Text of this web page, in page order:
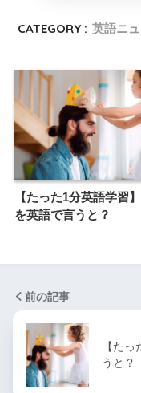
CATEGORY : 英語ニ
【たった1分英語学習
を英語で言うと？
前の記事
【た
うと？